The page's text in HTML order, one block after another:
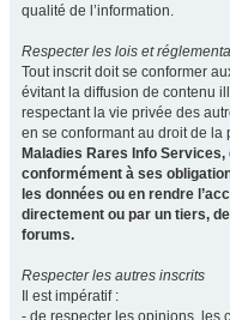
qualité de l’information.
Respecter les lois et
Tout inscrit doit se conformer
évitant la diffusion de contenu
respectant la vie privée des
en se conformant au droit de la
Maladies Rares Info
conformément à ses
les données ou en rendre
directement ou par un tiers,
forums.
Respecter les autres inscrits
Il est impératif :
- de respecter les opinions, les